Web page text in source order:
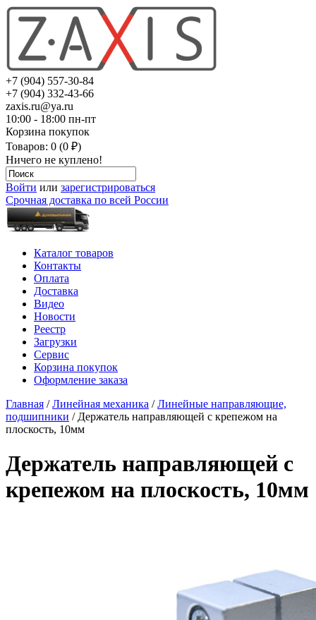
+7 (904) 557-30-84
+7 (904) 332-43-66
zaxis.ru@ya.ru
10:00 - 18:00 пн-пт
Корзина покупок
Товаров: 0 (0 ₽)
Ничего не куплено!
Войти или зарегистрироваться
Срочная доставка по всей России
Каталог товаров
Контакты
Оплата
Доставка
Видео
Новости
Реестр
Загрузки
Сервис
Корзина покупок
Оформление заказа
Главная /Линейная механика /Линейные направляющие,
подшипники / Держатель направляющей с крепежом на
плоскость, 10мм
Держатель направляющей с
крепежом на плоскость, 10мм